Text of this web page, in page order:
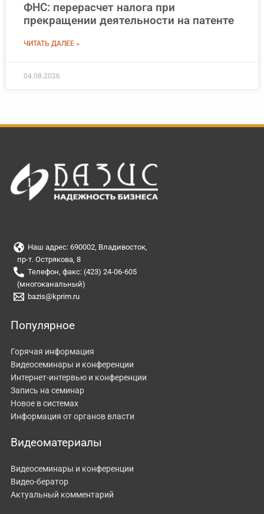
ФНС: перерасчет налога при
прекращении деятельности на патенте
ЧИТАТЬ ДАЛЕЕ »
04.08.2026
Наш адрес: 690002, Владивосток,
пр-т. Острякова, 8
Телефон, факс: (423) 24-06-605
(многоканальный)
bazis@kprim.ru
Популярное
Горячая информация
Видеосеминары и конференции
Интернет-интервью и конференции
Запись на семинар
Новое в системах
Информация от органов власти
Видеоматериалы
Видеосеминары и конференции
Видео-бератор
Актуальный комментарий